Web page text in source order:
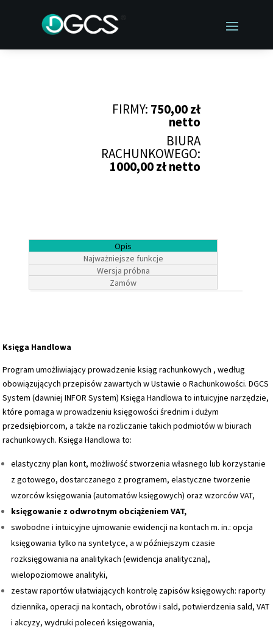
FIRMY: 750,00 zł
netto
BIURA
RACHUNKOWEGO:
1000,00 zł netto
Opis
Najważniejsze funkcje
Wersja próbna
Zamów
Księga Handlowa
Program umożliwiający prowadzenie ksiąg rachunkowych , według
obowiązujących przepisów zawartych w Ustawie o Rachunkowości. DGCS
System (dawniej INFOR System) Księga Handlowa to intuicyjne narzędzie,
które pomaga w prowadzeniu księgowości średnim i dużym
przedsiębiorcom, a także na rozliczanie takich podmiotów w biurach
rachunkowych. Księga Handlowa to:
elastyczny plan kont, możliwość stworzenia własnego lub korzystanie
z gotowego, dostarczanego z programem, elastyczne tworzenie
wzorców księgowania (automatów księgowych) oraz wzorców VAT,
księgowanie z odwrotnym obciążeniem VAT,
swobodne i intuicyjne ujmowanie ewidencji na kontach m. in.: opcja
księgowania tylko na syntetyce, a w późniejszym czasie
rozksięgowania na analitykach (ewidencja analityczna),
wielopoziomowe analityki,
zestaw raportów ułatwiających kontrolę zapisów księgowych: raporty
dziennika, operacji na kontach, obrotów i sald, potwierdzenia sald, VAT
i akcyzy, wydruki poleceń księgowania,